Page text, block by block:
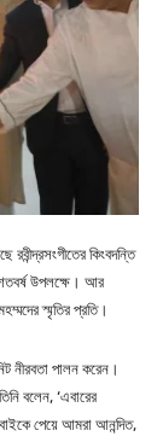
কিংবদন্তি
উপলক্ষে। আর
স্মৃতির প্রতি।
নীরবতা পালন করেন।
বলেন, ‘এবারের
পেয়ে আমরা আনন্দিত,